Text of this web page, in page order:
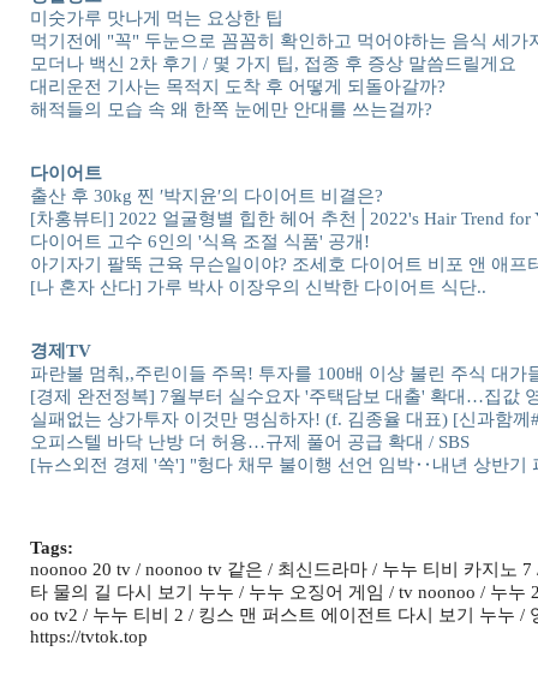
미숫가루 맛나게 먹는 요상한 팁
먹기전에 "꼭" 두눈으로 꼼꼼히 확인하고 먹어야하는 음식 세가
모더나 백신 2차 후기 / 몇 가지 팁, 접종 후 증상 말씀드릴게요
대리운전 기사는 목적지 도착 후 어떻게 되돌아갈까?
해적들의 모습 속 왜 한쪽 눈에만 안대를 쓰는걸까?
다이어트
출산 후 30kg 찐 ′박지윤′의 다이어트 비결은?
[차홍뷰티] 2022 얼굴형별 힙한 헤어 추천│2022's Hair Trend for
다이어트 고수 6인의 '식욕 조절 식품' 공개!
아기자기 팔뚝 근육 무슨일이야? 조세호 다이어트 비포 앤 애
[나 혼자 산다] 가루 박사 이장우의 신박한 다이어트 식단..
경제TV
파란불 멈춰,,주린이들 주목! 투자를 100배 이상 불린 주식 대가
[경제 완전정복] 7월부터 실수요자 '주택담보 대출' 확대…집값
실패없는 상가투자 이것만 명심하자! (f. 김종율 대표) [신과함께
오피스텔 바닥 난방 더 허용…규제 풀어 공급 확대 / SBS
[뉴스외전 경제 '쏙'] "헝다 채무 불이행 선언 임박‥내년 상반기
Tags:
noonoo 20 tv / noonoo tv 같은 / 최신드라마 / 누누 티비 카지노
타 물의 길 다시 보기 누누 / 누누 오징어 게임 / tv noonoo / 누
oo tv2 / 누누 티비 2 / 킹스 맨 퍼스트 에이전트 다시 보기 누누 /
https://tvtok.top